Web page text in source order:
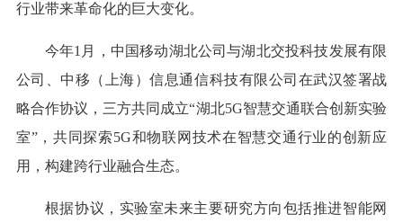
行业带来革命化的巨大变化。
今年1月，中国移动湖北公司与湖北交投科技发展有限
公司、中移（上海）信息通信科技有限公司在武汉签署战
略合作协议，三方共同成立“湖北5G智慧交通联合创新实验
室”，共同探索5G和物联网技术在智慧交通行业的创新应
用，构建跨行业融合生态。
根据协议，实验室未来主要研究方向包括推进智能网